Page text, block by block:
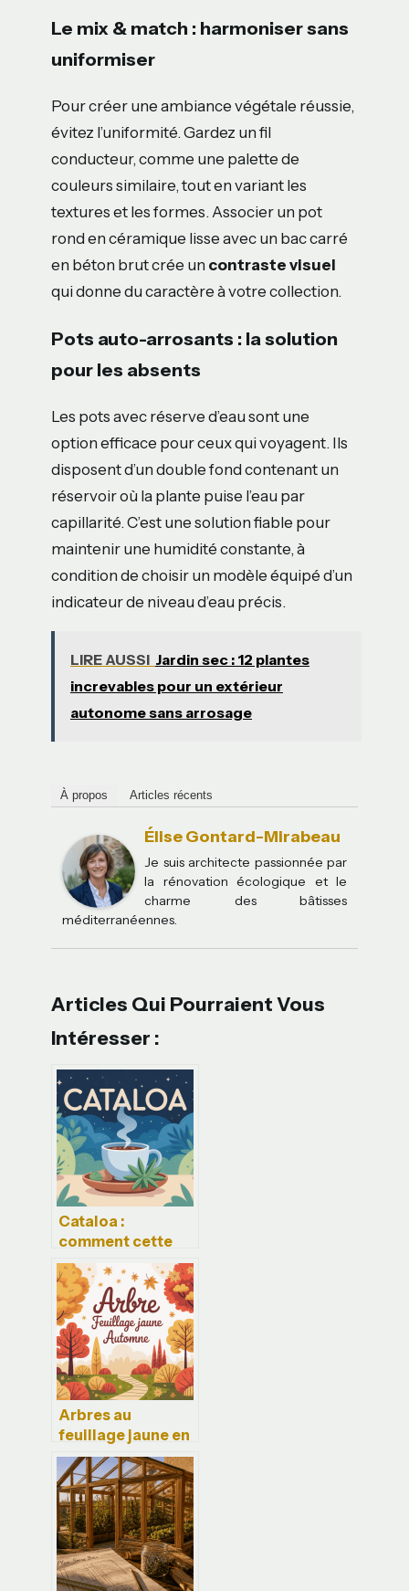
Le mix & match : harmoniser sans
uniformiser
Pour créer une ambiance végétale réussie,
évitez l’uniformité. Gardez un fil
conducteur, comme une palette de
couleurs similaire, tout en variant les
textures et les formes. Associer un pot
rond en céramique lisse avec un bac carré
en béton brut crée un contraste visuel
qui donne du caractère à votre collection.
Pots auto-arrosants : la solution
pour les absents
Les pots avec réserve d’eau sont une
option efficace pour ceux qui voyagent. Ils
disposent d’un double fond contenant un
réservoir où la plante puise l’eau par
capillarité. C’est une solution fiable pour
maintenir une humidité constante, à
condition de choisir un modèle équipé d’un
indicateur de niveau d’eau précis.
LIRE AUSSI Jardin sec : 12 plantes
increvables pour un extérieur
autonome sans arrosage
À propos Articles récents
Élise Gontard-Mirabeau
Je suis architecte passionnée par
la rénovation écologique et le
charme des bâtisses
méditerranéennes.
Articles Qui Pourraient Vous
Intéresser :
Cataloa :
comment cette
plante sédative
peut vous aider à
mieux dormir
Arbres au
feuillage jaune en
automne : les plus
beaux à choisir